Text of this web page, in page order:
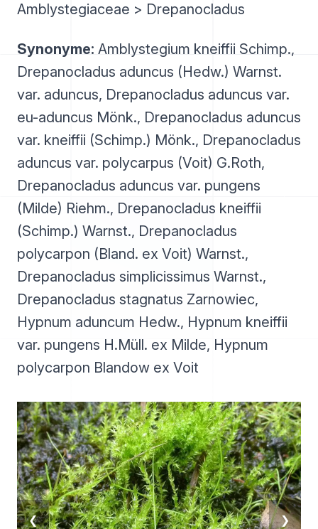
Amblystegiaceae > Drepanocladus
Synonyme: Amblystegium kneiffii Schimp.,
Drepanocladus aduncus (Hedw.) Warnst.
var. aduncus, Drepanocladus aduncus var.
eu-aduncus Mönk., Drepanocladus aduncus
var. kneiffii (Schimp.) Mönk., Drepanocladus
aduncus var. polycarpus (Voit) G.Roth,
Drepanocladus aduncus var. pungens
(Milde) Riehm., Drepanocladus kneiffii
(Schimp.) Warnst., Drepanocladus
polycarpon (Bland. ex Voit) Warnst.,
Drepanocladus simplicissimus Warnst.,
Drepanocladus stagnatus Zarnowiec,
Hypnum aduncum Hedw., Hypnum kneiffii
var. pungens H.Müll. ex Milde, Hypnum
polycarpon Blandow ex Voit
❮ ❯